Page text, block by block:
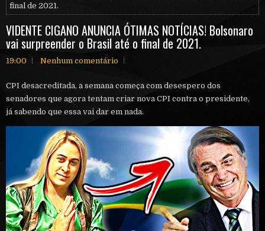
final de 2021.
VIDENTE CIGANO ANUNCIA ÓTIMAS NOTÍCIAS! Bolsonaro
vai surpreender o Brasil até o final de 2021.
19:00 Nenhum comentário
CPI desacreditada, a semana começa com desespero dos
senadores que agora tentam criar nova CPI contra o presidente,
já sabendo que essa vai dar em nada.